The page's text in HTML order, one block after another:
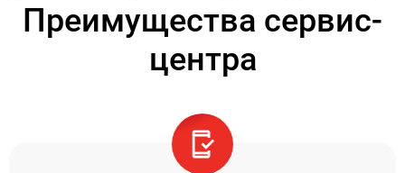
Преимущества сервис-
центра